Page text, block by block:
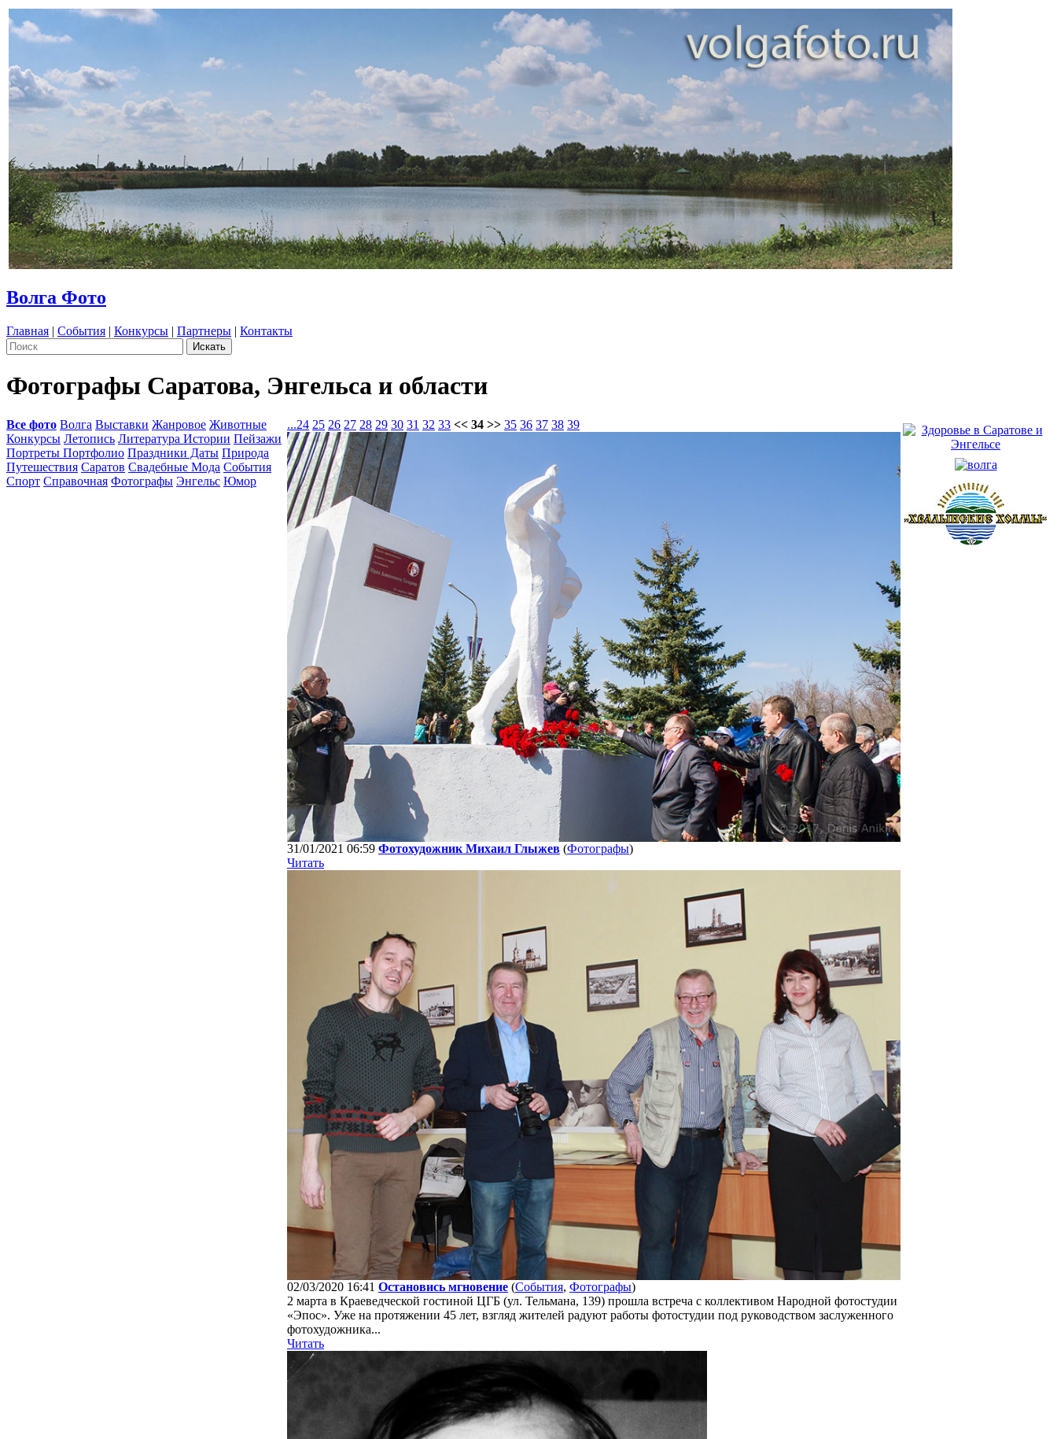
Волга Фото
Главная | События | Конкурсы | Партнеры | Контакты
Фотографы Саратова, Энгельса и области
Все фото Волга Выставки Жанровое Животные
Конкурсы Летопись Литература Истории Пейзажи
Портреты Портфолио Праздники Даты Природа
Путешествия Саратов Свадебные Мода События
Спорт Справочная Фотографы Энгельс Юмор
...24 25 26 27 28 29 30 31 32 33 << 34 >> 35 36 37 38 39
31/01/2021 06:59 Фотохудожник Михаил Глыжев (Фотографы)
Читать
02/03/2020 16:41 Остановись мгновение (События, Фотографы)
2 марта в Краеведческой гостиной ЦГБ (ул. Тельмана, 139) прошла встреча с коллективом Народной фотостудии
«Эпос». Уже на протяжении 45 лет, взгляд жителей радуют работы фотостудии под руководством заслуженного
фотохудожника...
Читать